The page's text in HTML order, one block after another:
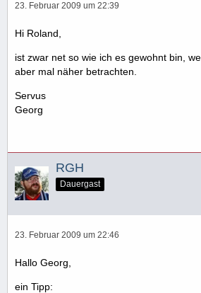
23. Februar 2009 um 22:39
Hi Roland,
ist zwar net so wie ich es gewohnt bin,
aber mal näher betrachten.
Servus
Georg
RGH
Dauergast
23. Februar 2009 um 22:46
Hallo Georg,
ein Tipp: